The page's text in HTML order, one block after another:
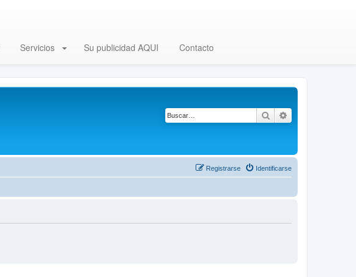
Servicios Su publicidad AQUI Contacto
Buscar
Identificarse
Registrarse